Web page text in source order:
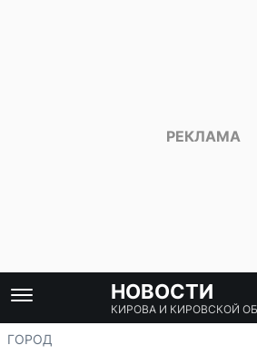
НОВОСТИ
КИРОВА И КИРОВСКОЙ
ГОРОД